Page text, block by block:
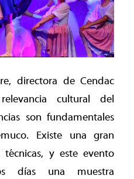
directora de Cendac
cultural del
son fundamentales
Existe una gran
y este evento
días una muestra